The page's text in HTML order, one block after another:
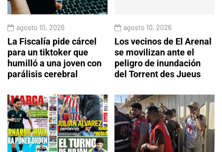
agosto 10, 2026
La Fiscalía pide cárcel
para un tiktoker que
humilló a una joven con
parálisis cerebral
agosto 10, 2026
Los vecinos de El Arenal
se movilizan ante el
peligro de inundación
del Torrent des Jueus